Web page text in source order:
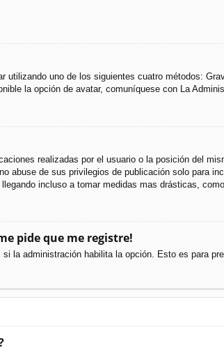
utilizando uno de los siguientes cuatro métodos:
la opción de avatar, comuníquese con La
realizadas por el usuario o la posición del
abuse de sus privilegios de publicación solo para
incluso a tomar medidas mas drásticas,
pide que me registre!
la administración habilita la opción. Esto es para